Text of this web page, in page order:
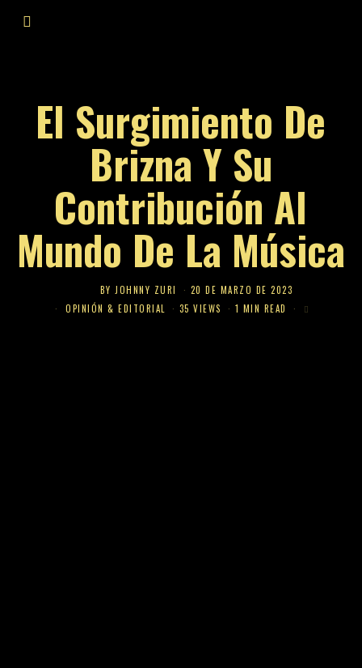
El Surgimiento De
Brizna Y Su
Contribución Al
Mundo De La Música
BYJOHNNY ZURI
20 DE MARZO DE 2023
OPINIÓN & EDITORIAL
35 VIEWS 1 MIN READ